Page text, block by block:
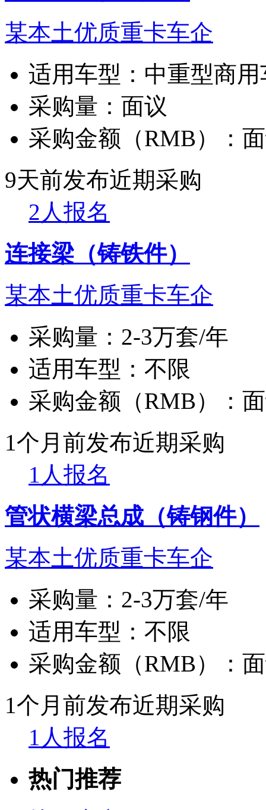
某本土优质重卡车企
适用车型： 中重型商
采购量： 面议
采购金额（RMB）：
9天前发布近期采购
2人报名
连接梁（铸铁件）
某本土优质重卡车企
采购量： 2-3万套/年
适用车型： 不限
采购金额（RMB）：
1个月前发布近期采购
1人报名
管状横梁总成（铸钢件）
某本土优质重卡车企
采购量： 2-3万套/年
适用车型： 不限
采购金额（RMB）：
1个月前发布近期采购
1人报名
热门推荐